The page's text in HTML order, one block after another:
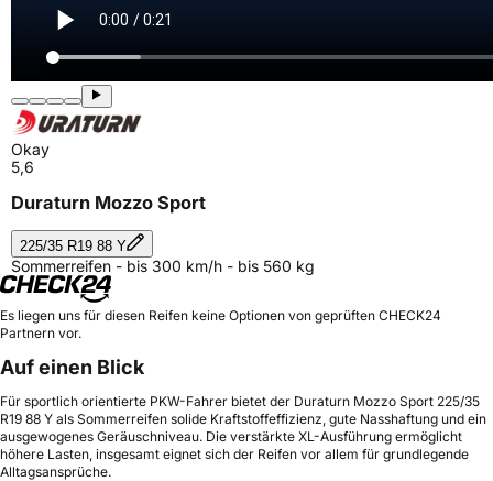
Okay
5,6
Duraturn Mozzo Sport
225/35 R19 88 Y
Sommerreifen - bis 300 km/h - bis 560 kg
Es liegen uns für diesen Reifen keine Optionen von geprüften CHECK24
Partnern vor.
Auf einen Blick
Für sportlich orientierte PKW-Fahrer bietet der Duraturn Mozzo Sport 225/35
R19 88 Y als Sommerreifen solide Kraftstoffeffizienz, gute Nasshaftung und ein
ausgewogenes Geräuschniveau. Die verstärkte XL-Ausführung ermöglicht
höhere Lasten, insgesamt eignet sich der Reifen vor allem für grundlegende
Alltagsansprüche.